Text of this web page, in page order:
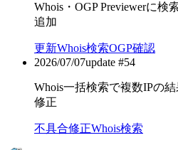
Whois・OGP Previewerに
追加
更新Whois検索OGP確認
2026/07/07update #54
Whois一括検索で複数IPの
修正
不具合修正Whois検索